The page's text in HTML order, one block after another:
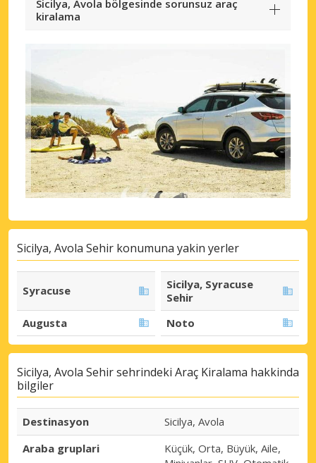
Sicilya, Avola bölgesinde sorunsuz araç
kiralama
Sicilya, Avola Sehir konumuna yakin yerler
Syracuse
Sicilya, Syracuse
Sehir
Augusta
Noto
Sicilya, Avola Sehir sehrindeki Araç Kiralama hakkinda
bilgiler
Destinasyon
Sicilya, Avola
Araba gruplari
Küçük, Orta, Büyük, Aile,